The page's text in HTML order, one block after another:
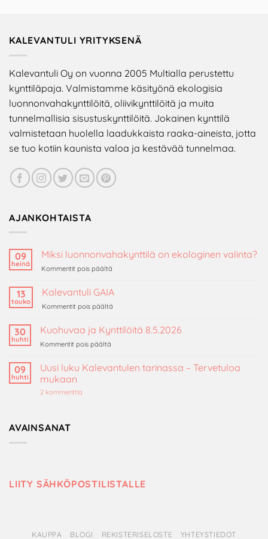
KALEVANTULI YRITYKSENÄ
Kalevantuli Oy on vuonna 2005 Multialla perustettu
kynttiläpaja. Valmistamme käsityönä ekologisia
luonnonvahakynttilöitä, oliivikynttilöitä ja muita
tunnelmallisia sisustuskynttilöitä. Jokainen kynttilä
valmistetaan huolella laadukkaista raaka-aineista, jotta
se tuo kotiin kaunista valoa ja kestävää tunnelmaa.
AJANKOHTAISTA
09
heinä
Miksi luonnonvahakynttilä on ekologinen valinta?
Kommentit pois päältä
luonnonvahakynttilä
ekologinen
13
touko
Kalevantuli GAIA
Kommentit pois päältä
GAIA
30
huhti
Kuohuvaa ja Kynttilöitä 8.5.2026
Kommentit pois päältä
ja
09
huhti
Uusi luku Kalevantulen tarinassa – Tervetuloa
mukaan
2 kommenttia
AVAINSANAT
LIITY SÄHKÖPOSTILISTALLE
KAUPPA BLOGI REKISTERISELOSTE YHTEYSTIEDOT